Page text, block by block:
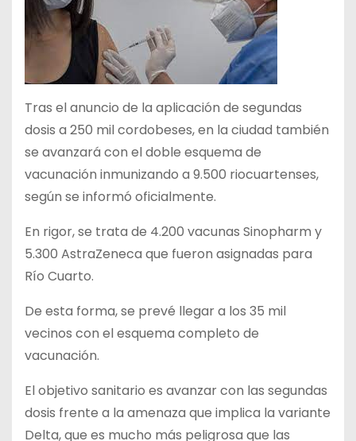
Tras el anuncio de la aplicación de segundas
dosis a 250 mil cordobeses, en la ciudad también
se avanzará con el doble esquema de
vacunación inmunizando a 9.500 riocuartenses,
según se informó oficialmente.
En rigor, se trata de 4.200 vacunas Sinopharm y
5.300 AstraZeneca que fueron asignadas para
Río Cuarto.
De esta forma, se prevé llegar a los 35 mil
vecinos con el esquema completo de
vacunación.
El objetivo sanitario es avanzar con las segundas
dosis frente a la amenaza que implica la variante
Delta, que es mucho más peligrosa que las